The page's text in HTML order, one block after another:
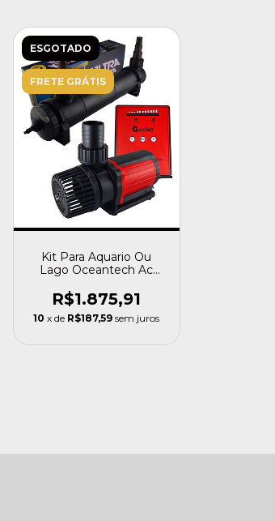
ESGOTADO
FRETE GRÁTIS
Kit Para Aquario Ou
Lago Oceantech Ac
R$1.875,91
10 x de R$187,59 sem juros